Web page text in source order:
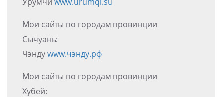
Мои сайты по городам провинции
Сычуань:
Чэндуwww.чэнду.рф
Мои сайты по городам провинции
Хубей: